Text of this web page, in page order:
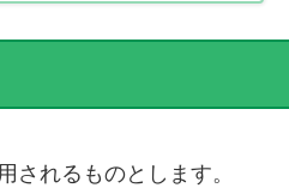
れるものとします。